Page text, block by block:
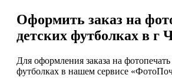
Оформить заказ на
детских футболках в г
Для оформления заказа на
футболках в нашем сервисе